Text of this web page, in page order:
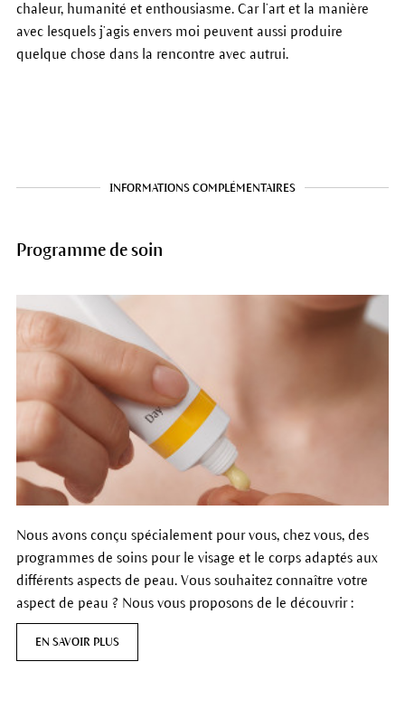
chaleur, humanité et enthousiasme. Car l’art et la manière
avec lesquels j’agis envers moi peuvent aussi produire
quelque chose dans la rencontre avec autrui.
INFORMATIONS COMPLÉMENTAIRES
Programme de soin
Nous avons conçu spécialement pour vous, chez vous, des
programmes de soins pour le visage et le corps adaptés aux
différents aspects de peau. Vous souhaitez connaître votre
aspect de peau ? Nous vous proposons de le découvrir :
EN SAVOIR PLUS